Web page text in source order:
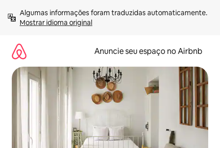
para
Mostrar idioma original
Anuncie seu espaço no Airbnb